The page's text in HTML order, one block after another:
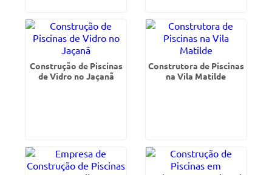
Construção de Piscinas
de Vidro no Jaçanã
Construtora de Piscinas
na Vila Matilde